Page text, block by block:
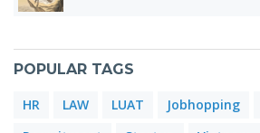
POPULAR TAGS
HR LAW LUAT Jobhopping